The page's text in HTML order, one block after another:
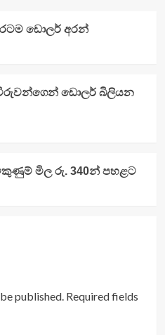
ඩොලර් අරන්
විරුවන්ගෙන් ඩොලර් බිලියන
මිල රු. 340න් පහළට
published. Required fields